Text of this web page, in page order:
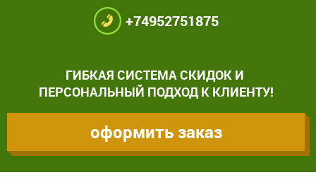
+74952751875
ГИБКАЯ СИСТЕМА СКИДОК И
ПЕРСОНАЛЬНЫЙ ПОДХОД К КЛИЕНТУ!
оформить заказ